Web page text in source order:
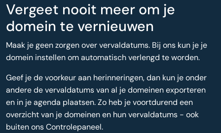
Vergeet nooit meer om je
domein te vernieuwen
Maak je geen zorgen over vervaldatums. Bij ons kun je je
domein instellen om automatisch verlengd te worden.
Geef je de voorkeur aan herinneringen, dan kun je onder
andere de vervaldatums van al je domeinen exporteren
en in je agenda plaatsen. Zo heb je voortdurend een
overzicht van je domeinen en hun vervaldatums - ook
buiten ons Controlepaneel.